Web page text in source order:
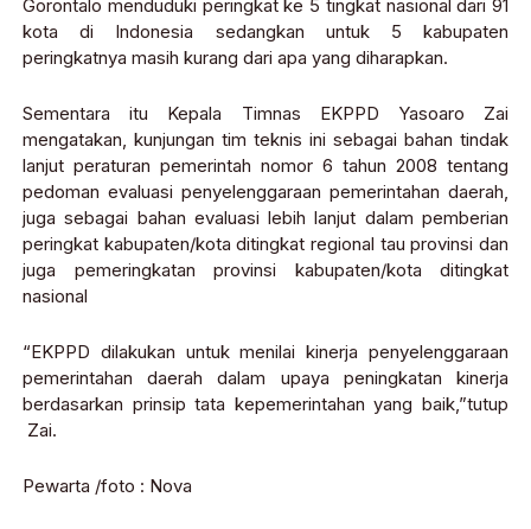
Gorontalo menduduki peringkat ke 5 tingkat nasional dari 91
kota di Indonesia sedangkan untuk 5 kabupaten
peringkatnya masih kurang dari apa yang diharapkan.
Sementara itu Kepala Timnas EKPPD Yasoaro Zai
mengatakan, kunjungan tim teknis ini sebagai bahan tindak
lanjut peraturan pemerintah nomor 6 tahun 2008 tentang
pedoman evaluasi penyelenggaraan pemerintahan daerah,
juga sebagai bahan evaluasi lebih lanjut dalam pemberian
peringkat kabupaten/kota ditingkat regional tau provinsi dan
juga pemeringkatan provinsi kabupaten/kota ditingkat
nasional
“EKPPD dilakukan untuk menilai kinerja penyelenggaraan
pemerintahan daerah dalam upaya peningkatan kinerja
berdasarkan prinsip tata kepemerintahan yang baik,”tutup
Zai.
Pewarta /foto : Nova